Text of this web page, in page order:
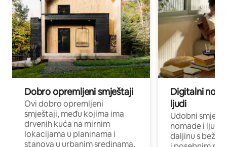
Dobro opremljeni smještaji
Ovi dobro opremljeni
smještaji, među kojima ima
drvenih kuća na mirnim
lokacijama u planinama i
stanova u urbanim sredinama,
Digitalni
ljudi
Udobni
nomade i ljude
daljinu s